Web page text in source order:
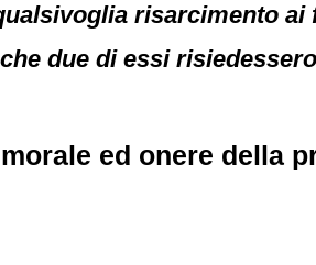
risarcimento
due di essi
ed onere della